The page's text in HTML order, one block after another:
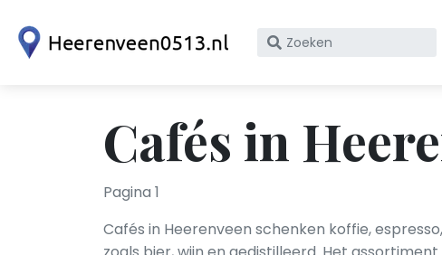
Zoek
KvK
nummer
Cafés in
Pagina 1
Cafés in Heerenveen schenken koffie,